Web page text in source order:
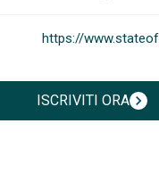
https://
ISCRIVITI ORAchevron_right